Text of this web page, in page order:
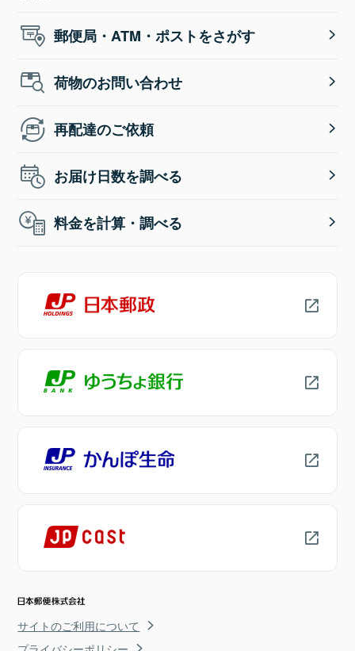
郵便局・ATM・ポストをさがす
荷物のお問い合わせ
再配達のご依頼
お届け日数を調べる
料金を計算・調べる
サイトのご利用について